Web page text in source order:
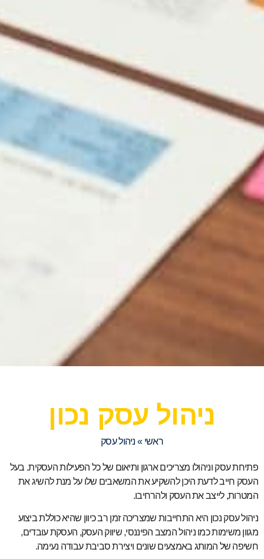
ניהול עסק נכון
ראשי » ניהול עסק
פתיחת עסק וניהולו מצריכים ארגון ותיאום של כל הפעילות העסקית. בעל
העסק חייב לדעת היכן להשקיע את המשאבים שלו על מנת להשיג את
המטרות, לייצב את העסק ולהרחיבו.
ניהול עסק נכון היא התחייבות שמצריכה זמן רב כיוון שהיא כוללת ביצוע
מגוון משימות כמו ניהול המצב הפיננסי, שיווק העסק, העסקת עובדים,
חשיפה של המותג באמצעים שונים ויצירת סביבת עבודה נעימה.